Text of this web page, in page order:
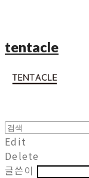
tentacle
Edit
Delete
글쓴이